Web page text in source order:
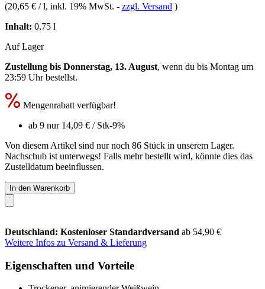
(20,65 € / l, inkl. 19% MwSt. - zzgl. Versand )
Inhalt: 0,75 l
Auf Lager
Zustellung bis Donnerstag, 13. August, wenn du bis Montag um
23:59 Uhrbestellst.
Mengenrabatt verfügbar!
ab 9 nur 14,09 € / Stk-9%
Von diesem Artikel sind nur noch 86 Stück in unserem Lager.
Nachschub ist unterwegs! Falls mehr bestellt wird, könnte dies das
Zustelldatum beeinflussen.
In den Warenkorb
Deutschland: Kostenloser Standardversand ab 54,90 €
Weitere Infos zu Versand & Lieferung
Eigenschaften und Vorteile